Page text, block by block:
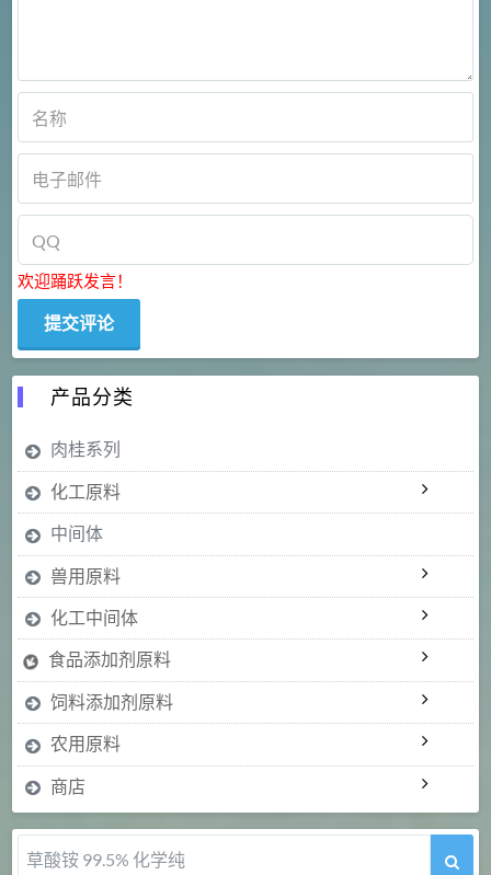
欢迎踊跃发言！
产品分类
肉桂系列
化工原料
中间体
兽用原料
化工中间体
食品添加剂原料
饲料添加剂原料
农用原料
商店
5-甲氧基吲哚 98%